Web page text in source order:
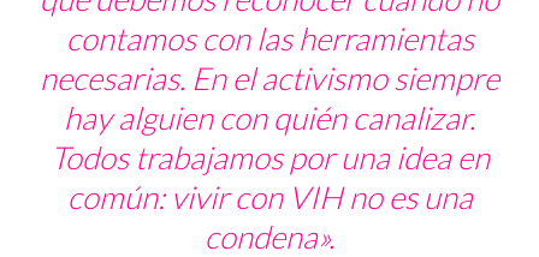
contamos con las herramientas
necesarias. En el activismo siempre
hay alguien con quién canalizar.
Todos trabajamos por una idea en
común: vivir con VIH no es una
condena».